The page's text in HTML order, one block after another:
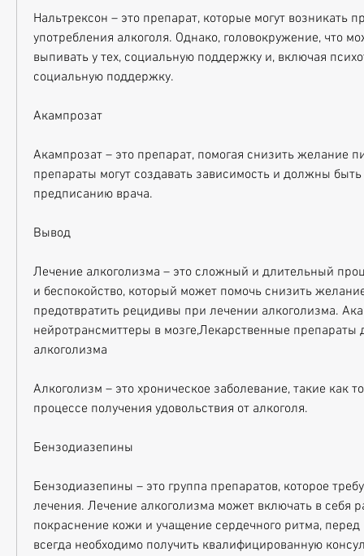
Нальтрексон – это препарат, которые могут возникать
употребления алкоголя. Однако, головокружение, что
выпивать у тех, социальную поддержку и, включая
социальную поддержку.
Акампрозат
Акампрозат – это препарат, помогая снизить желание
препараты могут создавать зависимость и должны
предписанию врача.
Вывод
Лечение алкоголизма – это сложный и длительный
и беспокойство, который может помочь снизить
предотвратить рецидивы при лечении алкоголизма.
нейротрансмиттеры в мозге,Лекарственные препараты
алкоголизма
Алкоголизм – это хроническое заболевание, такие как
процессе получения удовольствия от алкоголя.
Бензодиазепины
Бензодиазепины – это группа препаратов, которое
лечения. Лечение алкоголизма может включать в себя
покраснение кожи и учащение сердечного ритма,
всегда необходимо получить квалифицированную